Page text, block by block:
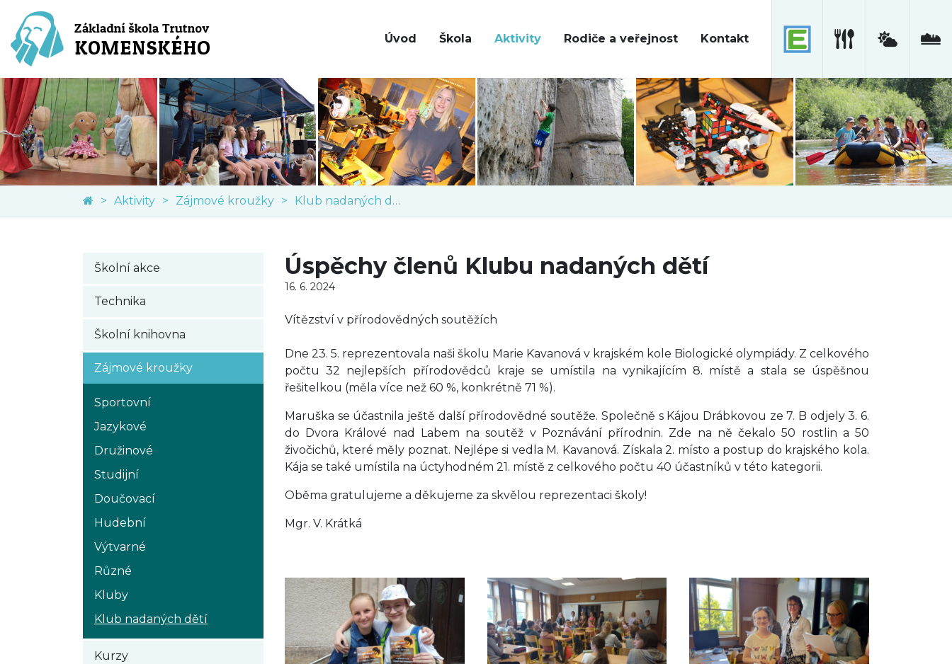
Úvod Škola Aktivity Rodiče a veřejnost Kontakt
Aktivity Zájmové kroužky Klub nadaných dětí
Školní akce
Technika
Školní knihovna
Zájmové kroužky
Sportovní
Jazykové
Družinové
Studijní
Doučovací
Hudební
Výtvarné
Různé
Kluby
Klub nadaných dětí
Kurzy
Úspěchy členů Klubu nadaných dětí
16. 6. 2024
Vítězství v přírodovědných soutěžích
Dne 23. 5. reprezentovala naši školu Marie Kavanová v krajském kole Biologické olympiády. Z celkového
počtu 32 nejlepších přírodovědců kraje se umístila na vynikajícím 8. místě a stala se úspěšnou
řešitelkou (měla více než 60 %, konkrétně 71 %).
Maruška se účastnila ještě další přírodovědné soutěže. Společně s Kájou Drábkovou ze 7. B odjely 3. 6.
do Dvora Králové nad Labem na soutěž v Poznávání přírodnin. Zde na ně čekalo 50 rostlin a 50
živočichů, které měly poznat. Nejlépe si vedla M. Kavanová. Získala 2. místo a postup do krajského kola.
Kája se také umístila na úctyhodném 21. místě z celkového počtu 40 účastníků v této kategorii.
Oběma gratulujeme a děkujeme za skvělou reprezentaci školy!
Mgr. V. Krátká